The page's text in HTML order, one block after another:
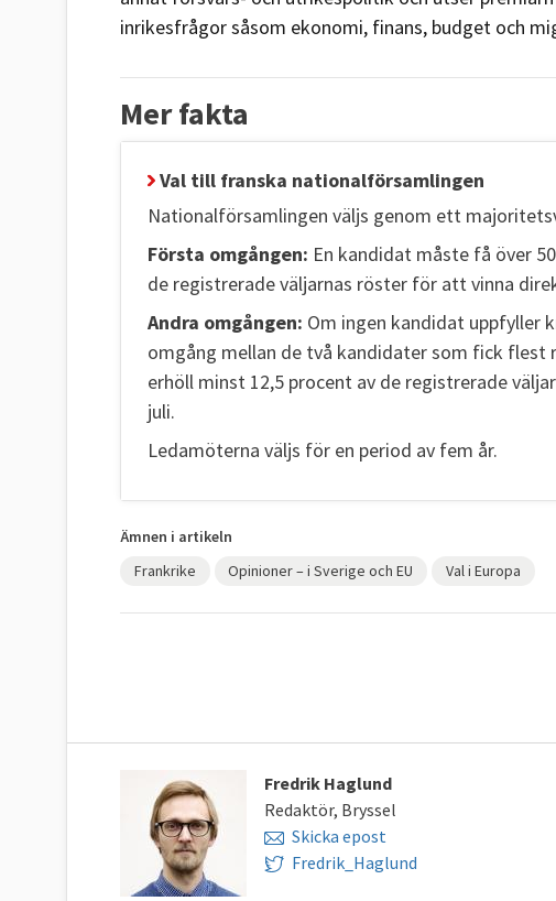
inrikesfrågor såsom ekonomi, finans, budget och
Mer fakta
Val till franska nationalförsamlingen
Nationalförsamlingen väljs genom ett
Första omgången: En kandidat måste få över
de registrerade väljarnas röster för att vinna
Andra omgången: Om ingen kandidat uppfyller
omgång mellan de två kandidater som fick flest
erhöll minst 12,5 procent av de registrerade
juli.
Ledamöterna väljs för en period av fem år.
Ämnen i artikeln
Frankrike
Opinioner – i Sverige och EU Val i Europa
Fredrik Haglund
Redaktör, Bryssel
Skicka epost
Fredrik_Haglund